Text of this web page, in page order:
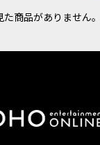
商品がありません。